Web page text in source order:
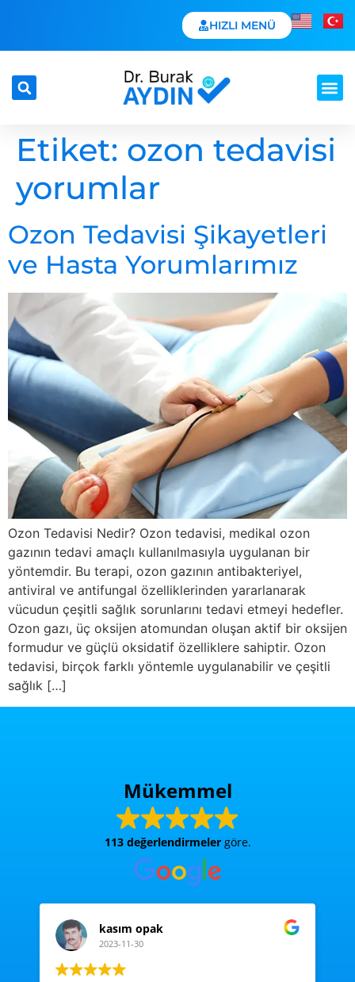
HIZLI MENÜ
Etiket: ozon tedavisi
yorumlar
Ozon Tedavisi Şikayetleri
ve Hasta Yorumlarımız
Ozon Tedavisi Nedir? Ozon tedavisi, medikal ozon
gazının tedavi amaçlı kullanılmasıyla uygulanan bir
yöntemdir. Bu terapi, ozon gazının antibakteriyel,
antiviral ve antifungal özelliklerinden yararlanarak
vücudun çeşitli sağlık sorunlarını tedavi etmeyi hedefler.
Ozon gazı, üç oksijen atomundan oluşan aktif bir oksijen
formudur ve güçlü oksidatif özelliklere sahiptir. Ozon
tedavisi, birçok farklı yöntemle uygulanabilir ve çeşitli
sağlık […]
Mükemmel
113 değerlendirmelergöre.
kasım opak
2023-11-30